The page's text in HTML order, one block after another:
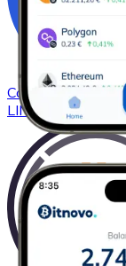
ComprarChainlink
LINK